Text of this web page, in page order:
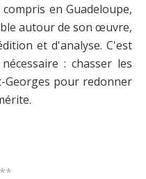
en Guadeloupe,
autour de son œuvre,
et d'analyse. C'est
: chasser les
Georges pour redonner